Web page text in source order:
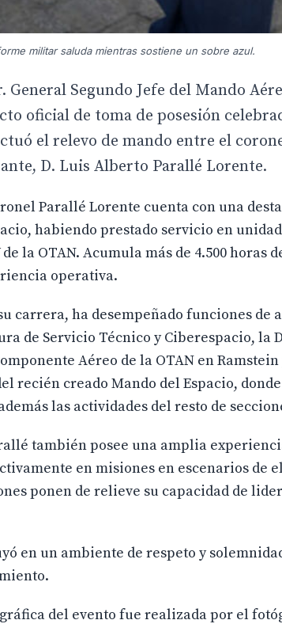
militar saluda mientras sostiene un sobre azul.
General Segundo Jefe del Mando
oficial de toma de posesión
el relevo de mando entre el
D. Luis Alberto Parallé Lorente.
Parallé Lorente cuenta con una
habiendo prestado servicio en
de la OTAN. Acumula más de 4.500
operativa.
carrera, ha desempeñado funciones
de Servicio Técnico y Ciberespacio,
Aéreo de la OTAN en
recién creado Mando del Espacio,
las actividades del resto de
también posee una amplia
en misiones en escenarios de
ponen de relieve su capacidad de
en un ambiente de respeto y
del evento fue realizada por el